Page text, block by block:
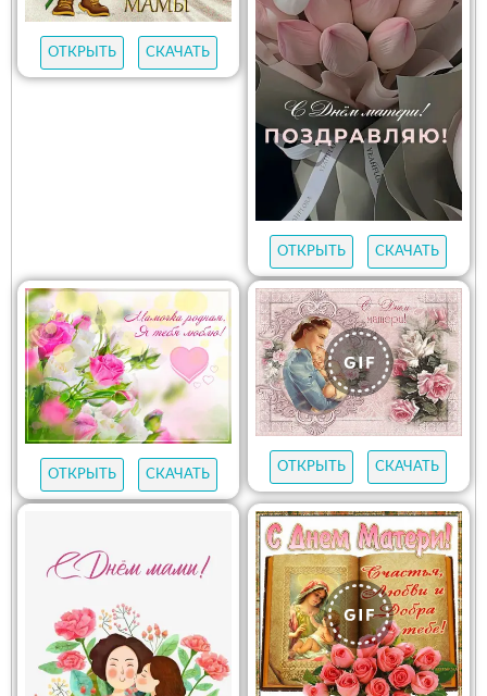
ОТКРЫТЬ СКАЧАТЬ
ОТКРЫТЬ СКАЧАТЬ
ОТКРЫТЬ СКАЧАТЬ
ОТКРЫТЬ СКАЧАТЬ